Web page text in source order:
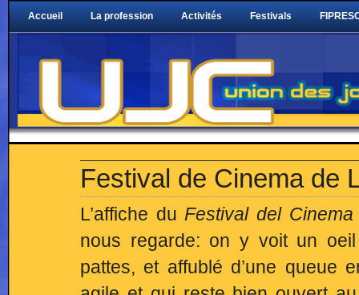
Accueil La profession Activités Festivals
Festival de Cinema de
L’affiche du Festival del
nous regarde: on y voit un
pattes, et affublé d’une queue